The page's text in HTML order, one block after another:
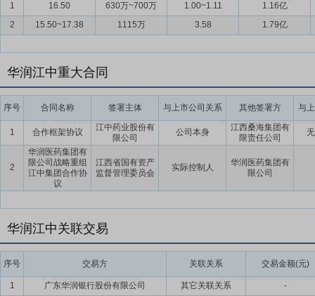
1 16.50 630万~700万 1.00~1.11
1.16亿
2
15.50~17.38 1115万 3.58 1.79亿
华润江中重大合同
序号 合同名称 签署主体 与上市公司关系 其他签署方 与
1 合作框架协议
江中药业股份有
限公司
公司本身
江西桑海集团有
限责任公司
2
华润医药集团有
限公司战略重组
江中集团合作协
议
江西省国有资产
监督管理委员会
实际控制人
华润医药集团有
限公司
华润江中关联交易
序号 交易方 关联关系 交易金额(元)
1 广东华润银行股份有限公司 其它关联关系 -